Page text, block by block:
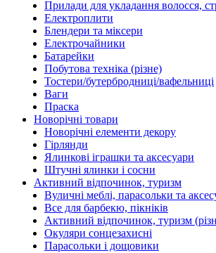
Прилади для укладання волосся,
Електроплити
Блендери та міксери
Електрочайники
Батарейки
Побутова техніка (різне)
Тостери/бутербродниці/вафельниці
Ваги
Праска
Новорічні товари
Новорічні елементи декору
Гірлянди
Ялинкові іграшки та аксесуари
Штучні ялинки і сосни
Активний відпочинок, туризм
Вуличні меблі, парасольки та
Все для барбекю, пікніків
Активний відпочинок, туризм
Окуляри сонцезахисні
Парасольки і дощовики